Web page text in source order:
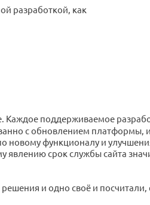
разработкой, как
Каждое поддерживаемое
с обновлением платформы,
новому функционалу и
срок службы сайта
и одно своё и посчитали,